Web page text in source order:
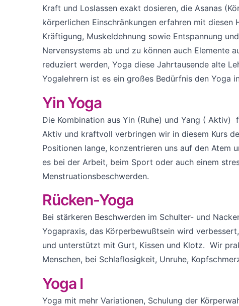
Kraft und Loslassen exakt dosieren, die Asanas
körperlichen Einschränkungen erfahren mit
Kräftigung, Muskeldehnung sowie Entspannung
Nervensystems ab und zu können auch Elemente
reduziert werden, Yoga diese Jahrtausende alte
Yogalehrern ist es ein großes Bedürfnis den Yoga
Yin Yoga
Die Kombination aus Yin (Ruhe) und Yang (
Aktiv und kraftvoll verbringen wir in diesem Kurs
Positionen lange, konzentrieren uns auf den Atem
es bei der Arbeit, beim Sport oder auch einem
Menstruationsbeschwerden.
Rücken-Yoga
Bei stärkeren Beschwerden im Schulter- und
Yogapraxis, das Körperbewußtsein wird
und unterstützt mit Gurt, Kissen und Klotz. Wir
Menschen, bei Schlaflosigkeit, Unruhe,
Yoga I
Yoga mit mehr Variationen, Schulung der